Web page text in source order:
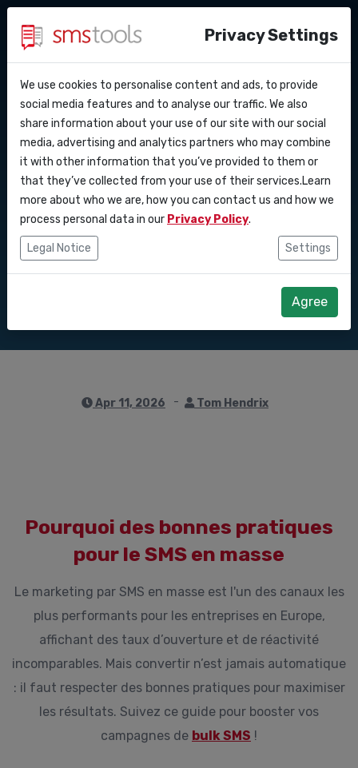
API Docs
Webhooks
Intégrations
Zapier
Pourquoi smstools ?
Blog
Service level agreement
Contact
Demander une offre
Meilleures
pratiques SMS en
masse pour la
conversion
Apr 11, 2026 Tom Hendrix
Pourquoi des bonnes pratiques
pour le SMS en masse
Le marketing par SMS en masse est l'un des canaux les
plus performants pour les entreprises en Europe,
affichant des taux d’ouverture et de réactivité
incomparables. Mais convertir n’est jamais automatique
: il faut respecter des bonnes pratiques pour maximiser
les résultats. Suivez ce guide pour booster vos
campagnes de bulk SMS !
Privacy Settings
We use cookies to personalise content and ads, to provide
social media features and to analyse our traffic. We also
share information about your use of our site with our social
media, advertising and analytics partners who may combine
it with other information that you’ve provided to them or
that they’ve collected from your use of their services.Learn
more about who we are, how you can contact us and how we
process personal data in our Privacy Policy.
Legal Notice Settings
Agree